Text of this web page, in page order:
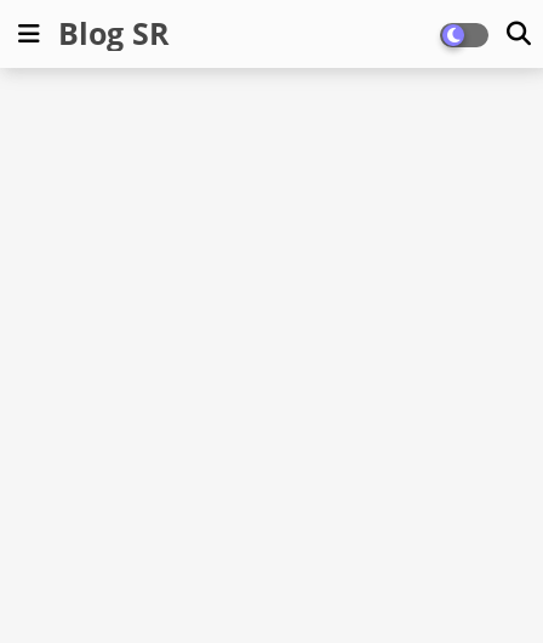
Blog SR